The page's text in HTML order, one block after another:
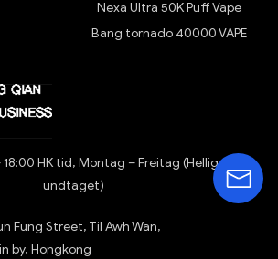
Nexa Ultra 50K Puff Vape
Bang tornado 40000 VAPE
HK tid, Montag – Freitag (Helligdage
undtaget)
Fung Street, Til Awh Wan,
by, Hongkong